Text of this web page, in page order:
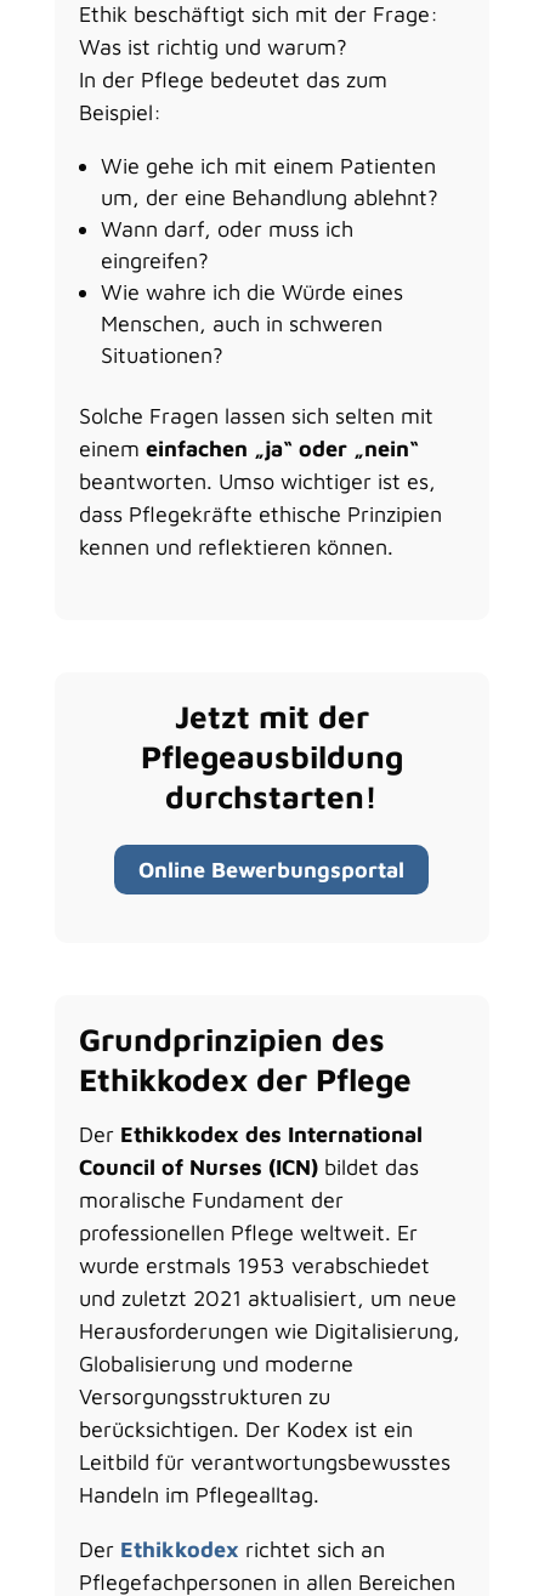
Ethik beschäftigt sich mit der Frage:
Was ist richtig und warum?
In der Pflege bedeutet das zum
Beispiel:
Wie gehe ich mit einem Patienten
um, der eine Behandlung ablehnt?
Wann darf, oder muss ich
eingreifen?
Wie wahre ich die Würde eines
Menschen, auch in schweren
Situationen?
Solche Fragen lassen sich selten mit
einem einfachen „ja“ oder „nein“
beantworten. Umso wichtiger ist es,
dass Pflegekräfte ethische Prinzipien
kennen und reflektieren können.
Jetzt mit der
Pflegeausbildung
durchstarten!
Online Bewerbungsportal
Grundprinzipien des
Ethikkodex der Pflege
Der Ethikkodex des International
Council of Nurses (ICN)bildet das
moralische Fundament der
professionellen Pflege weltweit. Er
wurde erstmals 1953 verabschiedet
und zuletzt 2021 aktualisiert, um neue
Herausforderungen wie Digitalisierung,
Globalisierung und moderne
Versorgungsstrukturen zu
berücksichtigen. Der Kodex ist ein
Leitbild für verantwortungsbewusstes
Handeln im Pflegealltag.
Der Ethikkodex richtet sich an
Pflegefachpersonen in allen Bereichen